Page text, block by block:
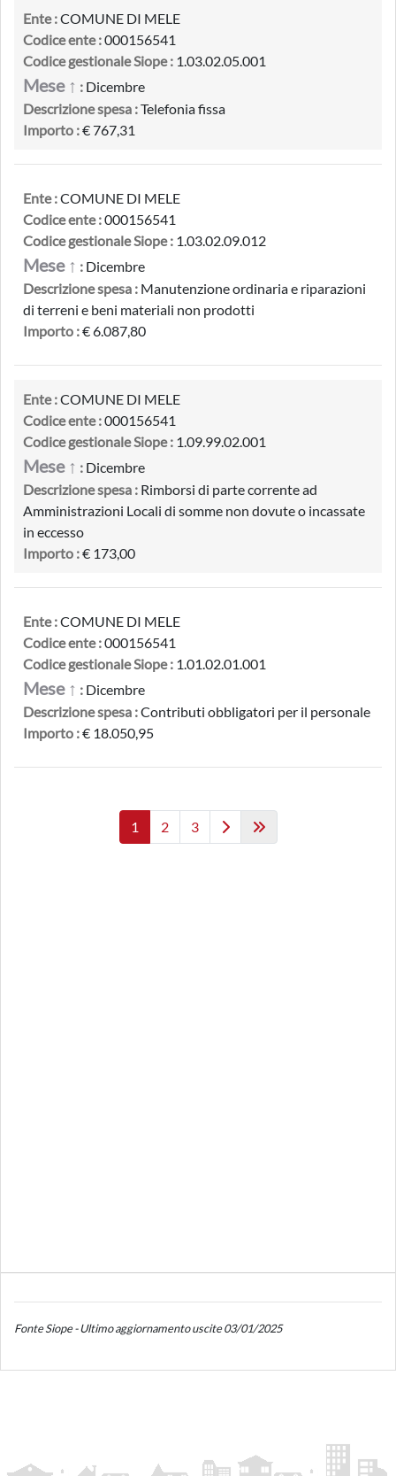
Ente :COMUNE DI MELE
Codice ente :000156541
Codice gestionale Siope : 1.03.02.05.001
Mese ↑ : Dicembre
Descrizione spesa :Telefonia fissa
Importo :€ 767,31
Ente :COMUNE DI MELE
Codice ente :000156541
Codice gestionale Siope : 1.03.02.09.012
Mese ↑ : Dicembre
Descrizione spesa : Manutenzione ordinaria e riparazioni
di terreni e beni materiali non prodotti
Importo :€ 6.087,80
Ente :COMUNE DI MELE
Codice ente :000156541
Codice gestionale Siope : 1.09.99.02.001
Mese ↑ : Dicembre
Descrizione spesa : Rimborsi di parte corrente ad
Amministrazioni Locali di somme non dovute o incassate
in eccesso
Importo :€ 173,00
Ente :COMUNE DI MELE
Codice ente :000156541
Codice gestionale Siope : 1.01.02.01.001
Mese ↑ : Dicembre
Descrizione spesa :Contributi obbligatori per il personale
Importo :€ 18.050,95
1 2 3
Fonte Siope - Ultimo aggiornamento uscite 03/01/2025